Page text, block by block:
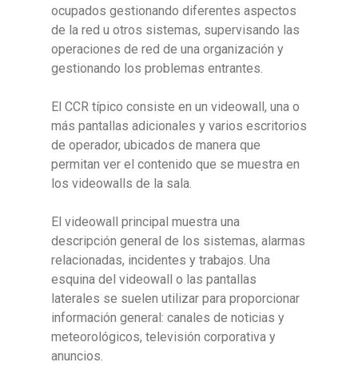
ocupados gestionando diferentes aspectos
de la red u otros sistemas, supervisando las
operaciones de red de una organización y
gestionando los problemas entrantes.
El CCR típico consiste en un videowall, una o
más pantallas adicionales y varios escritorios
de operador, ubicados de manera que
permitan ver el contenido que se muestra en
los videowalls de la sala.
El videowall principal muestra una
descripción general de los sistemas, alarmas
relacionadas, incidentes y trabajos. Una
esquina del videowall o las pantallas
laterales se suelen utilizar para proporcionar
información general: canales de noticias y
meteorológicos, televisión corporativa y
anuncios.